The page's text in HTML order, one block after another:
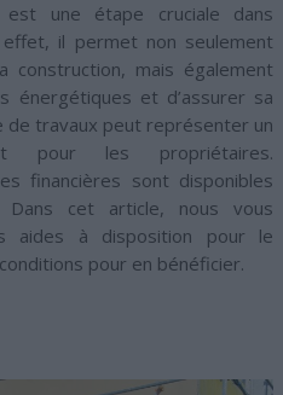
une étape cruciale dans
effet, il permet non seulement
construction, mais également
énergétiques et d’assurer sa
de travaux peut représenter un
pour les propriétaires.
financières sont disponibles
cet article, nous vous
aides à disposition pour le
pour en bénéficier.